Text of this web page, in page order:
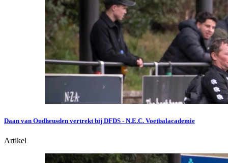
Daan van Oudheusden vertrekt bij DFDS - N.E.C. Voetbalacademie
Artikel